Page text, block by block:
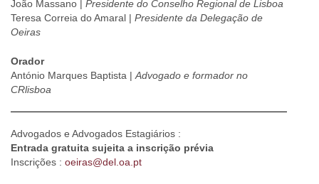
João Massano | Presidente do Conselho Regional de Lisboa
Teresa Correia do Amaral | Presidente da Delegação de
Oeiras
Orador
António Marques Baptista | Advogado e formador no
CRlisboa
Advogados e Advogados Estagiários :
Entrada gratuita sujeita a inscrição prévia
Inscrições : oeiras@del.oa.pt